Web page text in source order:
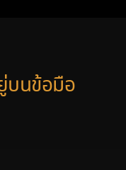
บนข้อมือ